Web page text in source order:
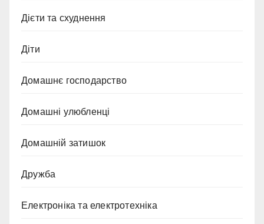
Дієти та схуднення
Діти
Домашнє господарство
Домашні улюбленці
Домашній затишок
Дружба
Електроніка та електротехніка